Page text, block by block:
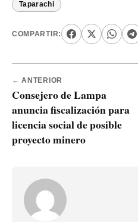
Taparachi
COMPARTIR:
← ANTERIOR
Consejero de Lampa
anuncia fiscalización para
licencia social de posible
proyecto minero